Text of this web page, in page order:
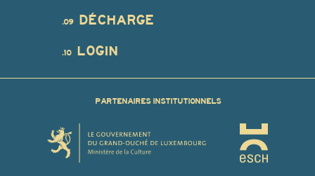
DÉCHARGE
.09
LOGIN
.10
PARTENAIRES INSTITUTIONNELS